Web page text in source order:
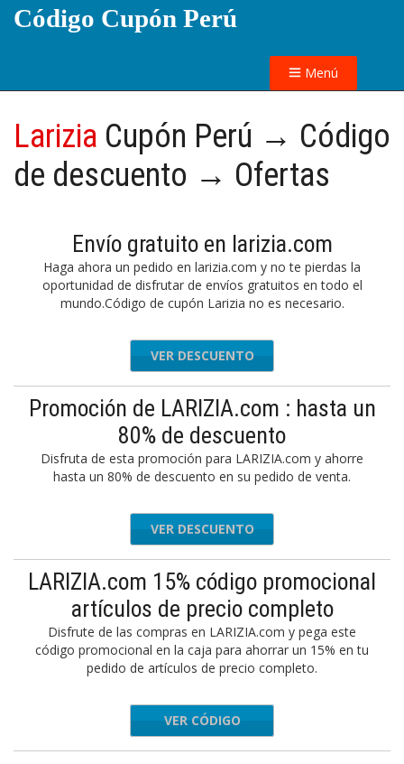
Código Cupón Perú
Menú
Larizia Cupón Perú → Código
de descuento → Ofertas
Envío gratuito en larizia.com
Haga ahora un pedido en larizia.com y no te pierdas la
oportunidad de disfrutar de envíos gratuitos en todo el
mundo.Código de cupón Larizia no es necesario.
VER DESCUENTO
Promoción de LARIZIA.com : hasta un
80% de descuento
Disfruta de esta promoción para LARIZIA.com y ahorre
hasta un 80% de descuento en su pedido de venta.
VER DESCUENTO
LARIZIA.com 15% código promocional
artículos de precio completo
Disfrute de las compras en LARIZIA.com y pega este
código promocional en la caja para ahorrar un 15% en tu
pedido de artículos de precio completo.
CNY15
VER CÓDIGO